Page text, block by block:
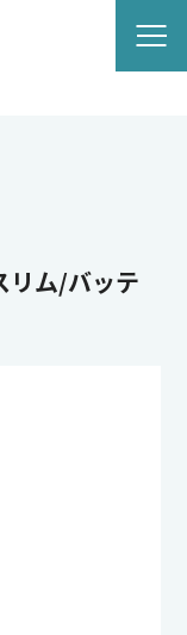
リム/バッテ